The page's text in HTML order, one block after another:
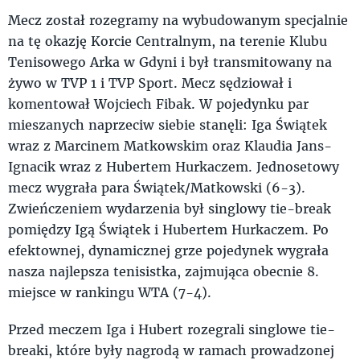
Mecz został rozegramy na wybudowanym specjalnie
na tę okazję Korcie Centralnym, na terenie Klubu
Tenisowego Arka w Gdyni i był transmitowany na
żywo w TVP 1 i TVP Sport. Mecz sędziował i
komentował Wojciech Fibak. W pojedynku par
mieszanych naprzeciw siebie stanęli: Iga Świątek
wraz z Marcinem Matkowskim oraz Klaudia Jans-
Ignacik wraz z Hubertem Hurkaczem. Jednosetowy
mecz wygrała para Świątek/Matkowski (6-3).
Zwieńczeniem wydarzenia był singlowy tie-break
pomiędzy Igą Świątek i Hubertem Hurkaczem. Po
efektownej, dynamicznej grze pojedynek wygrała
nasza najlepsza tenisistka, zajmująca obecnie 8.
miejsce w rankingu WTA (7-4).
Przed meczem Iga i Hubert rozegrali singlowe tie-
breaki, które były nagrodą w ramach prowadzonej